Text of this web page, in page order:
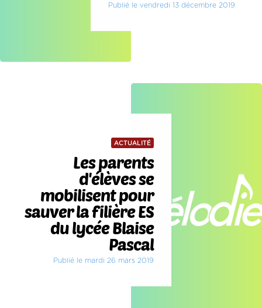
Publié le vendredi 13 décembre 2019
ACTUALITÉ
Les parents
d'élèves se
mobilisent pour
sauver la filière ES
du lycée Blaise
Pascal
Publié le mardi 26 mars 2019